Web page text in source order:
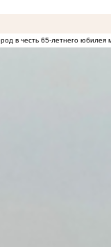
в честь 65-летнего юбилея